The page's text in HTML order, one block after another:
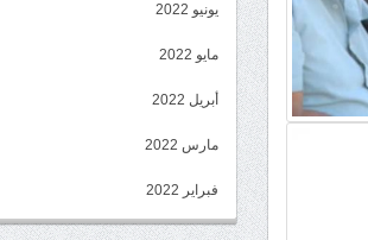
يونيو 2022
مايو 2022
أبريل 2022
مارس 2022
فبراير 2022